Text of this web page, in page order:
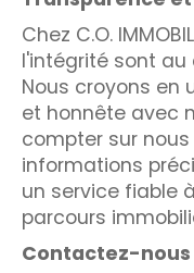
Chez C.O.
l'intégrité sont
Nous croyons en
et honnête avec
compter sur
informations
un service fiable
parcours
Contactez-nous